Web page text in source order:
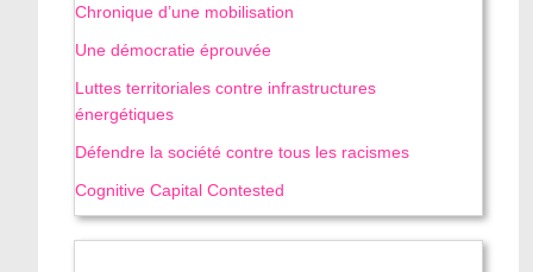
Chronique d’une mobilisation
Une démocratie éprouvée
Luttes territoriales contre infrastructures
énergétiques
Défendre la société contre tous les racismes
Cognitive Capital Contested